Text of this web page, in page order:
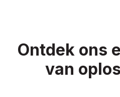
Ontdek ons
van